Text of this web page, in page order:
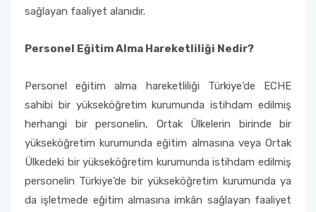
sağlayan faaliyet alanıdır.
Personel Eğitim Alma Hareketliliği Nedir?
Personel eğitim alma hareketliliği Türkiye’de ECHE
sahibi bir yükseköğretim kurumunda istihdam edilmiş
herhangi bir personelin, Ortak Ülkelerin birinde bir
yükseköğretim kurumunda eğitim almasına veya Ortak
Ülkedeki bir yükseköğretim kurumunda istihdam edilmiş
personelin Türkiye’de bir yükseköğretim kurumunda ya
da işletmede eğitim almasına imkân sağlayan faaliyet